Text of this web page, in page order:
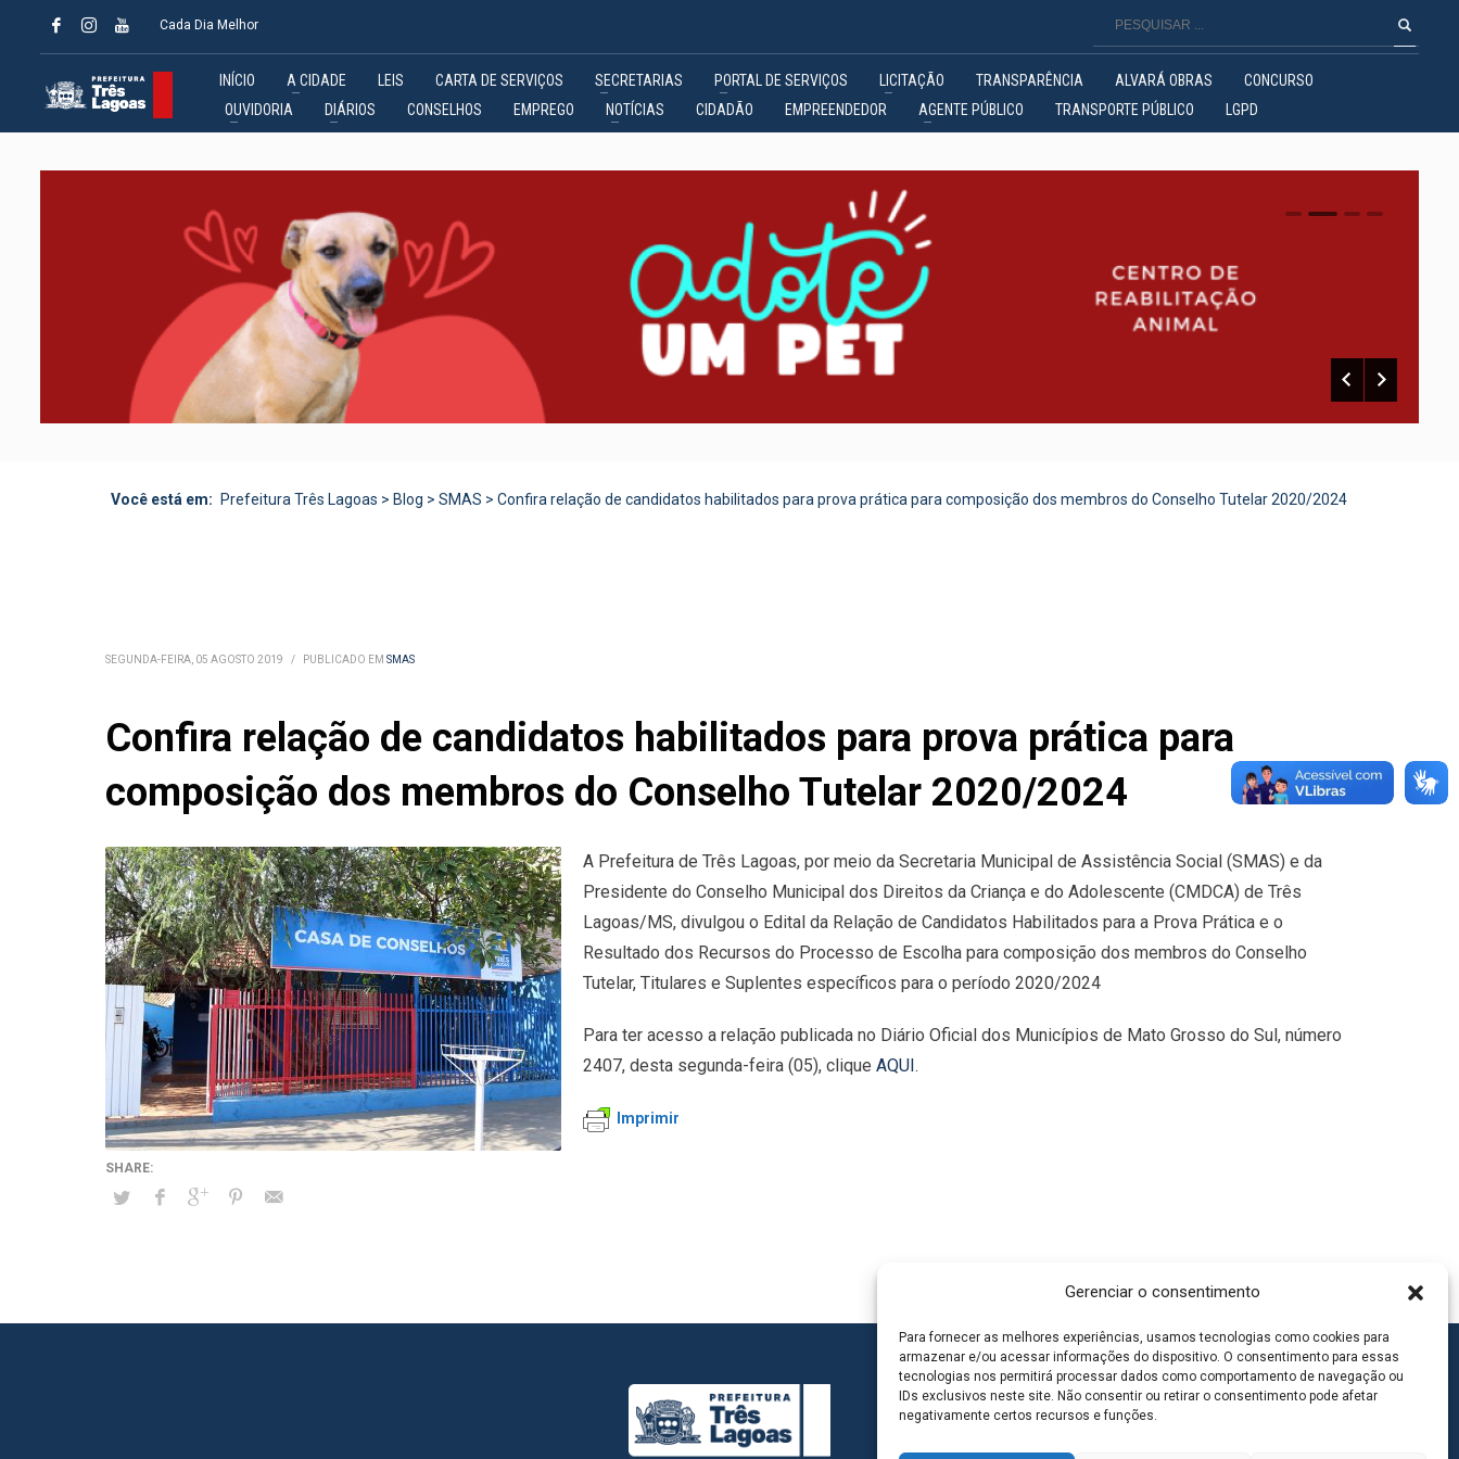
Gerenciar o consentimento
Para fornecer as melhores experiências, usamos tecnologias como cookies para
armazenar e/ou acessar informações do dispositivo. O consentimento para essas
tecnologias nos permitirá processar dados como comportamento de navegação ou
IDs exclusivos neste site. Não consentir ou retirar o consentimento pode afetar
negativamente certos recursos e funções.
Cada Dia Melhor
INÍCIO A CIDADE LEIS CARTA DE SERVIÇOS SECRETARIAS PORTAL DE SERVIÇOS LICITAÇÃO TRANSPARÊNCIA ALVARÁ OBRAS
CONCURSO
OUVIDORIA
DIÁRIOS CONSELHOS EMPREGO NOTÍCIAS CIDADÃO EMPREENDEDOR AGENTE PÚBLICO TRANSPORTE PÚBLICO LGPD
0 1 2
Você está em: Prefeitura Três Lagoas > Blog > SMAS > Confira relação de candidatos habilitados para prova prática para composição dos membros do Conselho Tutelar 2020/2024
SEGUNDA-FEIRA, 05 AGOSTO 2019 / PUBLICADO EM SMAS
Confira relação de candidatos habilitados para prova prática para
composição dos membros do Conselho Tutelar 2020/2024
A Prefeitura de Três Lagoas, por meio da Secretaria Municipal de Assistência Social (SMAS) e da
Presidente do Conselho Municipal dos Direitos da Criança e do Adolescente (CMDCA) de Três
Lagoas/MS, divulgou o Edital da Relação de Candidatos Habilitados para a Prova Prática e o
Resultado dos Recursos do Processo de Escolha para composição dos membros do Conselho
Tutelar, Titulares e Suplentes específicos para o período 2020/2024
Para ter acesso a relação publicada no Diário Oficial dos Municípios de Mato Grosso do Sul, número
2407, desta segunda-feira (05), clique AQUI .
Imprimir